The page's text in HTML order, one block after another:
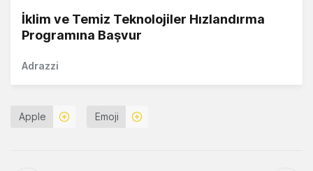
İklim ve Temiz Teknolojiler Hızlandırma
Programına Başvur
Adrazzi
Apple Emoji